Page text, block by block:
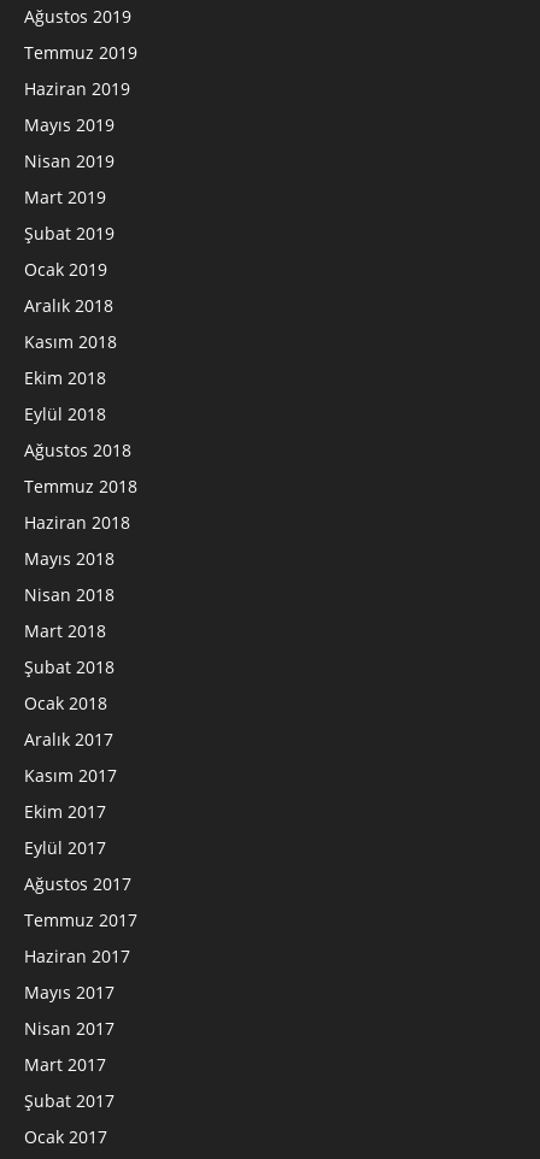
Ağustos 2019
Temmuz 2019
Haziran 2019
Mayıs 2019
Nisan 2019
Mart 2019
Şubat 2019
Ocak 2019
Aralık 2018
Kasım 2018
Ekim 2018
Eylül 2018
Ağustos 2018
Temmuz 2018
Haziran 2018
Mayıs 2018
Nisan 2018
Mart 2018
Şubat 2018
Ocak 2018
Aralık 2017
Kasım 2017
Ekim 2017
Eylül 2017
Ağustos 2017
Temmuz 2017
Haziran 2017
Mayıs 2017
Nisan 2017
Mart 2017
Şubat 2017
Ocak 2017